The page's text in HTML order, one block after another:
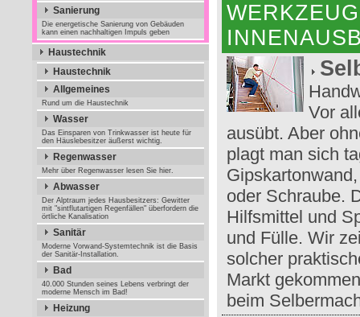
Sanierung
Die energetische Sanierung von Gebäuden
kann einen nachhaltigen Impuls geben
Haustechnik
Haustechnik
Allgemeines
Rund um die Haustechnik
Wasser
Das Einsparen von Trinkwasser ist heute für
den Häuslebesitzer äußerst wichtig.
Regenwasser
Mehr über Regenwasser lesen Sie hier.
Abwasser
Der Alptraum jedes Hausbesitzers: Gewitter
mit "sintflutartigen Regenfällen" überfordern die
örtliche Kanalisation
Sanitär
Moderne Vorwand-Systemtechnik ist die Basis
der Sanitär-Installation.
Bad
40.000 Stunden seines Lebens verbringt der
moderne Mensch im Bad!
Heizung
Vor
ausübt. Aber
plagt man sich
oder Schraube.
Hilfsmittel und
und Fülle. Wir
solcher
Markt
beim